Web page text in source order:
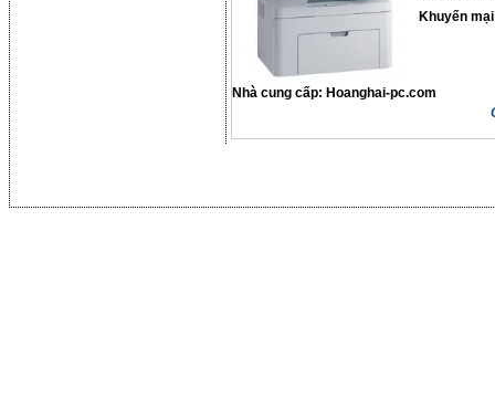
Khuyến
Nhà cung cấp: Hoanghai-pc.com